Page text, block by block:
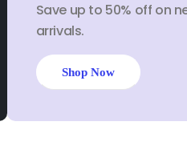
Save up to 50% off on
arrivals.
Shop Now